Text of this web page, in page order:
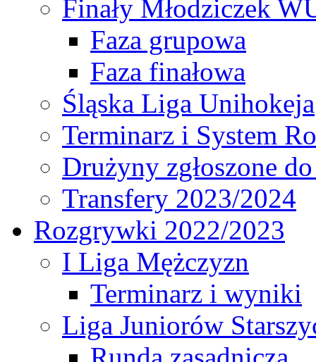
Finały Młodziczek
Faza grupowa
Faza finałowa
Śląska Liga Unihokeja
Terminarz i System
Drużyny zgłoszone
Transfery 2023/2024
Rozgrywki 2022/2023
I Liga Mężczyzn
Terminarz i wyniki
Liga Juniorów